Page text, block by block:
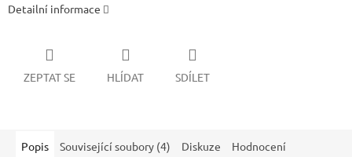
Detailní informace
ZEPTAT SE HLÍDAT SDÍLET
Popis Související soubory (4) Diskuze Hodnocení